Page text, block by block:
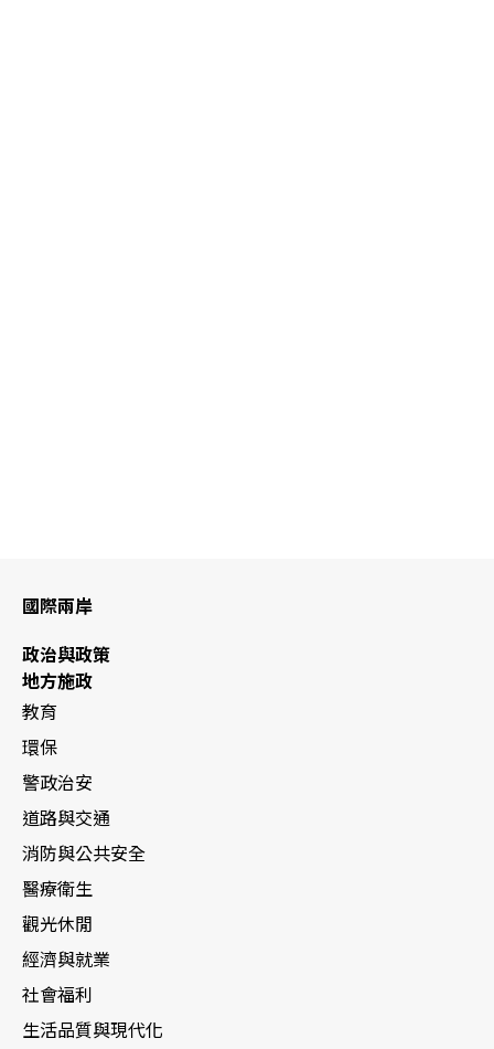
國際兩岸
政治與政策
地方施政
教育
環保
警政治安
道路與交通
消防與公共安全
醫療衛生
觀光休閒
經濟與就業
社會福利
生活品質與現代化